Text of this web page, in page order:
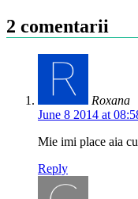
2 comentarii
Roxana
June 8 2014 at
Mie imi place aia
Reply